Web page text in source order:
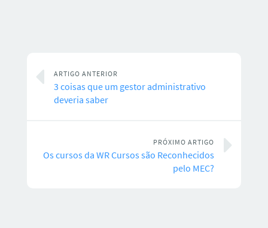
ARTIGO ANTERIOR
3 coisas que um gestor administrativo
deveria saber
PRÓXIMO ARTIGO
Os cursos da WR Cursos são Reconhecidos
pelo MEC?